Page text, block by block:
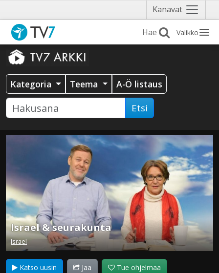
Kanavat Näytä
valikko
Valikko
Kategoria Teema A-Ö listaus
Etsi
Israel & seurakunta
Israel
Katso uusin Jaa Tue ohjelmaa